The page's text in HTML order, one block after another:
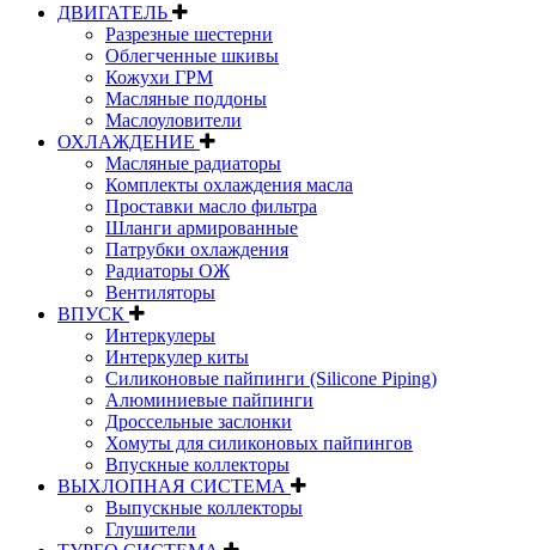
ДВИГАТЕЛЬ
Разрезные шестерни
Облегченные шкивы
Кожухи ГРМ
Масляные поддоны
Маслоуловители
ОХЛАЖДЕНИЕ
Масляные радиаторы
Комплекты охлаждения масла
Проставки масло фильтра
Шланги армированные
Патрубки охлаждения
Радиаторы ОЖ
Вентиляторы
ВПУСК
Интеркулеры
Интеркулер киты
Силиконовые пайпинги (Silicone Piping)
Алюминиевые пайпинги
Дроссельные заслонки
Хомуты для силиконовых пайпингов
Впускные коллекторы
ВЫХЛОПНАЯ СИСТЕМА
Выпускные коллекторы
Глушители